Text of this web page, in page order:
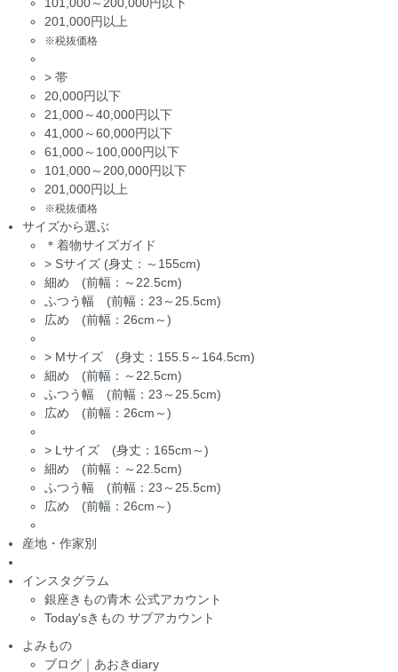
201,000円以上
※税抜価格
> 帯
20,000円以下
21,000～40,000円以下
41,000～60,000円以下
61,000～100,000円以下
101,000～200,000円以下
201,000円以上
※税抜価格
サイズから選ぶ
＊着物サイズガイド
> Sサイズ (身丈：～155cm)
細め (前幅：～22.5cm)
ふつう幅 (前幅：23～25.5cm)
広め (前幅：26cm～)
> Mサイズ (身丈：155.5～164.5cm)
細め (前幅：～22.5cm)
ふつう幅 (前幅：23～25.5cm)
広め (前幅：26cm～)
> Lサイズ (身丈：165cm～)
細め (前幅：～22.5cm)
ふつう幅 (前幅：23～25.5cm)
広め (前幅：26cm～)
産地・作家別
インスタグラム
銀座きもの青木 公式アカウント
Today'sきもの サブアカウント
よみもの
ブログ｜あおきdiary